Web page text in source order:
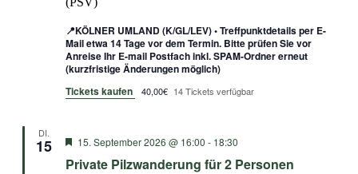
📍KÖLNER UMLAND (K/GL/LEV) • Treffpunktdetails per E-
Mail etwa 14 Tage vor dem Termin. Bitte prüfen Sie vor
Anreise Ihr E-mail Postfach inkl. SPAM-Ordner erneut
(kurzfristige Änderungen möglich)
Tickets kaufen
40,00€ 14 Tickets verfügbar
DI.
15 Empfohlen
15. September 2026 @ 16:00 - 18:30
Private Pilzwanderung für 2 Personen